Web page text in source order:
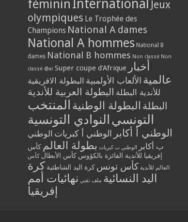
féminin International Jeux
olympiques Le Trophée des
Champions National A dames
National A hommes National B
dames National B hommes Non classé Non
classé @ar Super coupe d'Afrique أخبار
عالمية الألعاب الأولمبية البطولة الافريقية
للأندية البطلة البطولة العربية للأندية
البطلة البطولة الوطنية المنتخب
التونسي النوادي التونسية
الوطني أ أكابر الوطني أ كبريات الوطني
ب أكابر
الوطني ب كبريات بطولة العالم كأس
إفريقيا للأندية الفائزة بالكؤوس كأس الأبطال كأس
العالم للأندية كأس تونس كرة اليد الشاطئية كرة
اليد النسائية ملف تقني نهائيات أمم
إفريقيا